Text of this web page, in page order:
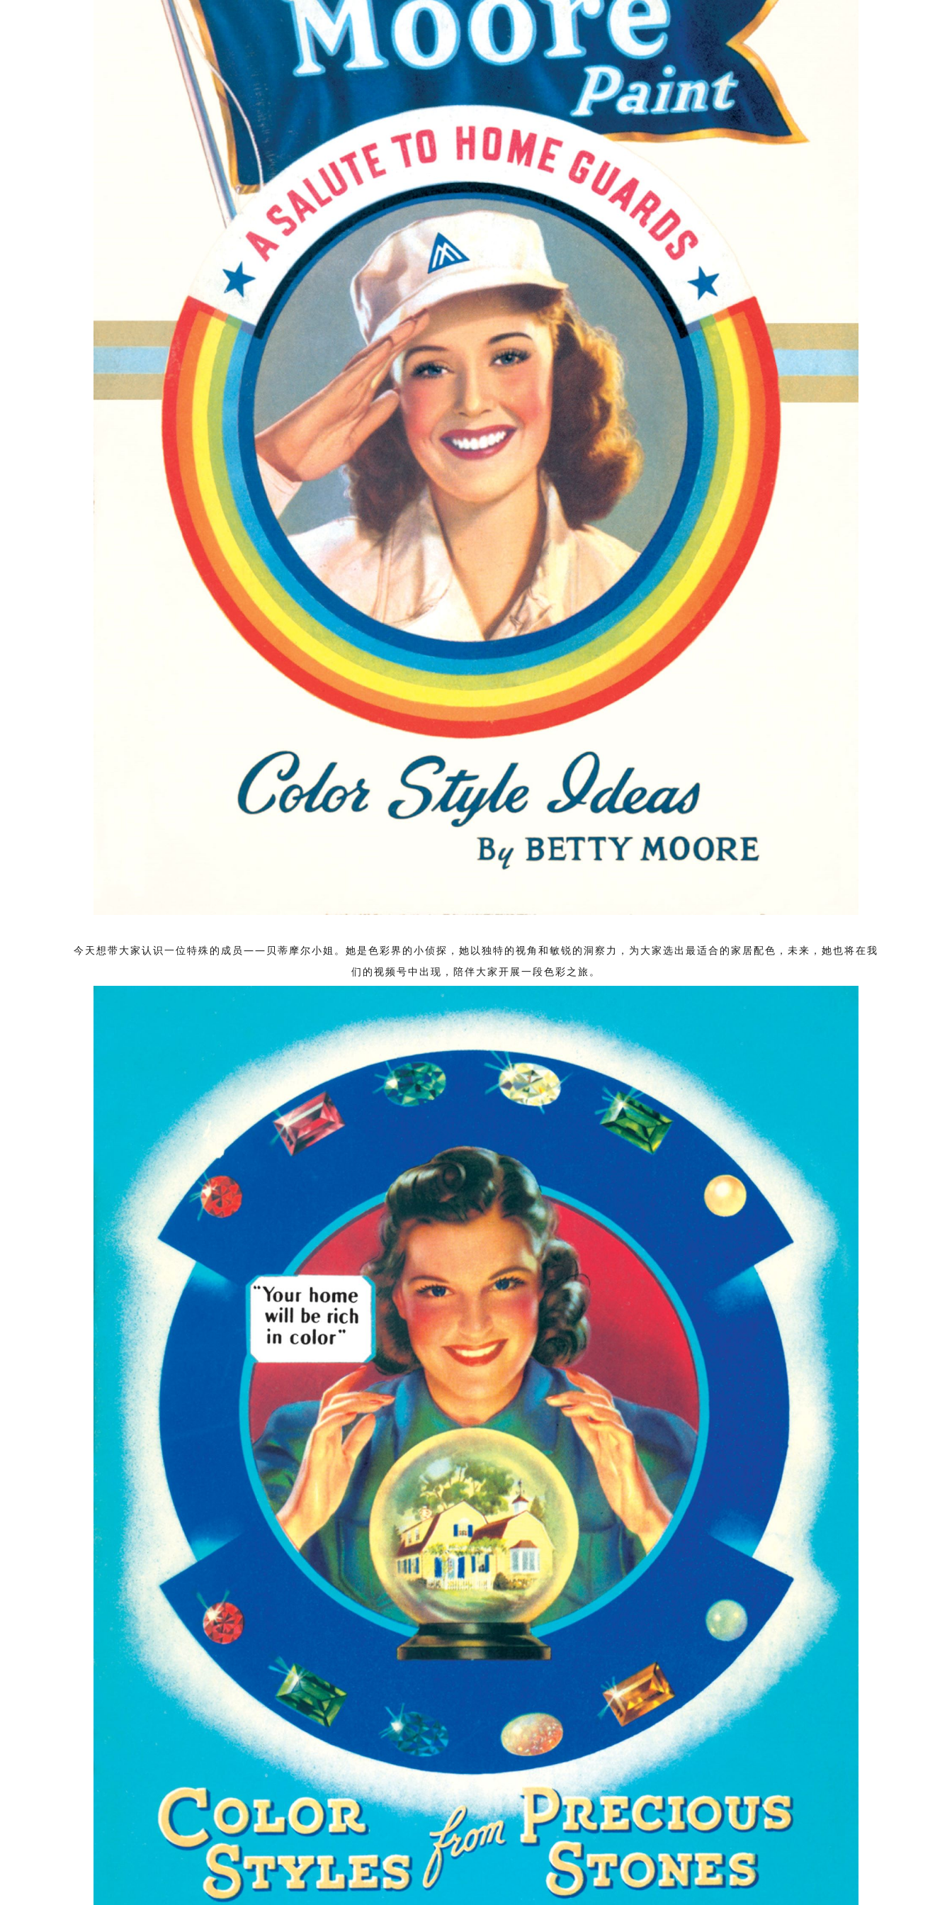
今天想带大家认识一位特殊的成员——贝蒂摩尔小姐。她是色彩界的小侦探，她以独特的视角和敏锐的洞察力，为大家选出最适合的家居配色，未来，她也将在我
们的视频号中出现，陪伴大家开展一段色彩之旅。